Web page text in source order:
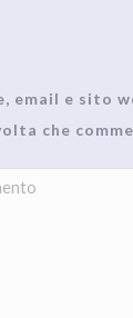
email e sito
che